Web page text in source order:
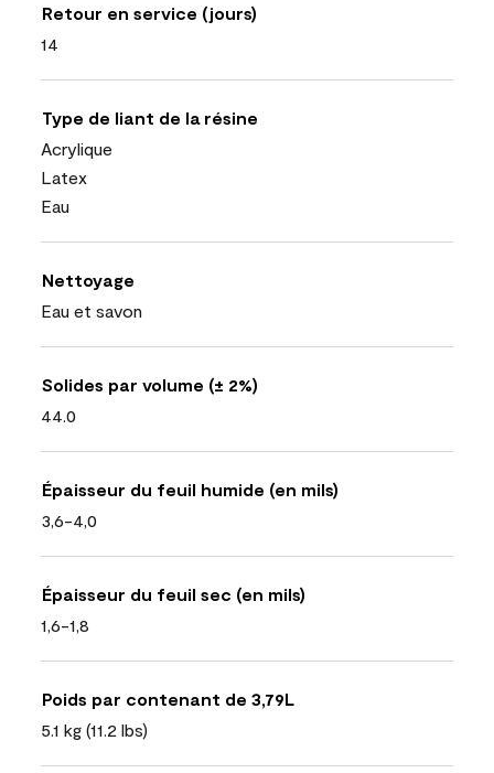
Retour en service (jours)
14
Type de liant de la résine
Acrylique
Latex
Eau
Nettoyage
Eau et savon
Solides par volume (± 2%)
44.0
Épaisseur du feuil humide (en mils)
3,6-4,0
Épaisseur du feuil sec (en mils)
1,6-1,8
Poids par contenant de 3,79L
5.1 kg (11.2 lbs)